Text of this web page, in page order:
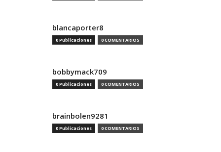
blancaporter8
0 Publicaciones 0 COMENTARIOS
bobbymack709
0 Publicaciones 0 COMENTARIOS
brainbolen9281
0 Publicaciones 0 COMENTARIOS